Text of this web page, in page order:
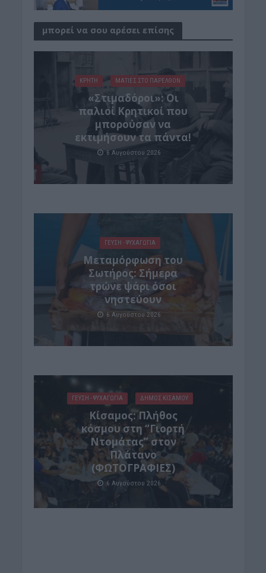
μπορεί να σου αρέσει επίσης
ΚΡΗΤΗ ΜΑΤΙΕΣ ΣΤΟ ΠΑΡΕΛΘΟΝ
«Στιμαδόροι»: Οι
παλιοί Κρητικοί που
μπορούσαν να
εκτιμήσουν τα πάντα!
6 Αυγούστου 2026
ΓΕΎΣΗ - ΨΥΧΑΓΩΓΊΑ
Μεταμόρφωση του
Σωτήρος: Σήμερα
τρώνε ψάρι όσοι
νηστεύουν
6 Αυγούστου 2026
ΓΕΎΣΗ - ΨΥΧΑΓΩΓΊΑ ΔΉΜΟΣ ΚΙΣΆΜΟΥ
Κίσαμος: Πλήθος
κόσμου στη “Γιορτή
Ντομάτας” στον
Πλάτανο
(ΦΩΤΟΓΡΑΦΙΕΣ)
6 Αυγούστου 2026